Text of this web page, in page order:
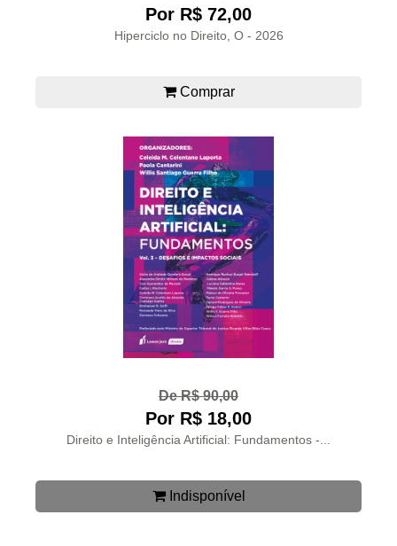
Por R$ 72,00
Hiperciclo no Direito, O - 2026
Comprar
De R$ 90,00
Por R$ 18,00
Direito e Inteligência Artificial: Fundamentos -...
Indisponível